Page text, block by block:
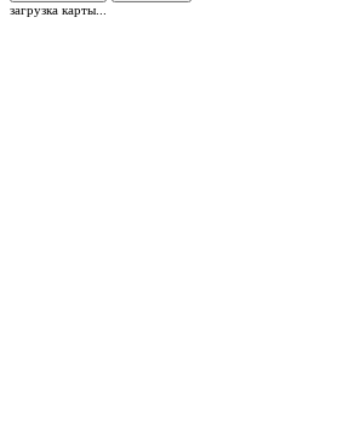
загрузка карты...